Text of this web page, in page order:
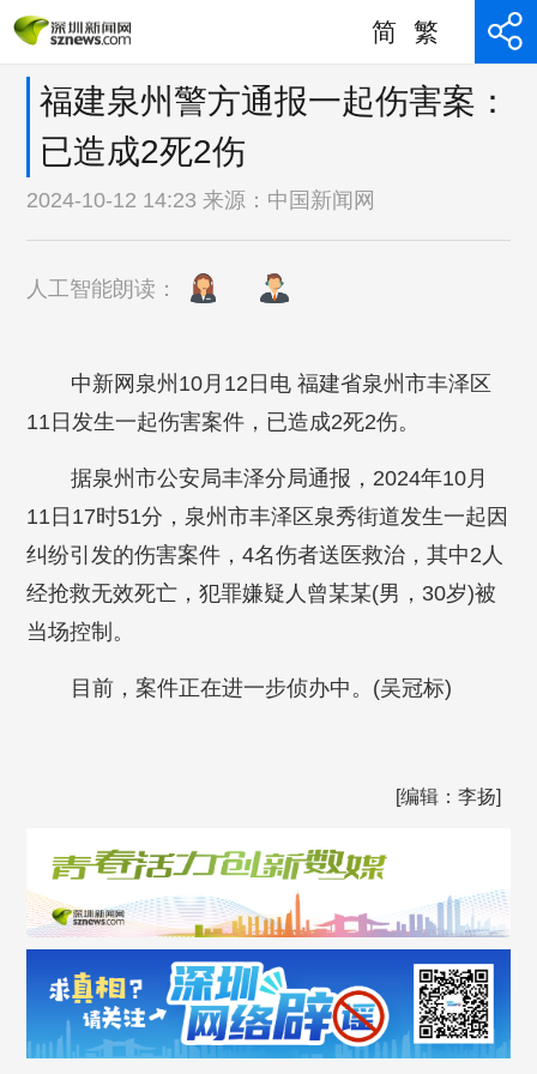
简 繁
福建泉州警方通报一起伤害案：
已造成2死2伤
2024-10-12 14:23 来源： 中国新闻网
人工智能朗读：
中新网泉州10月12日电 福建省泉州市丰泽区
11日发生一起伤害案件，已造成2死2伤。
据泉州市公安局丰泽分局通报，2024年10月
11日17时51分，泉州市丰泽区泉秀街道发生一起因
纠纷引发的伤害案件，4名伤者送医救治，其中2人
经抢救无效死亡，犯罪嫌疑人曾某某(男，30岁)被
当场控制。
目前，案件正在进一步侦办中。 (吴冠标)
[编辑：李扬]